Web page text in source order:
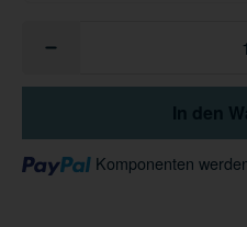
Loading... Komponenten